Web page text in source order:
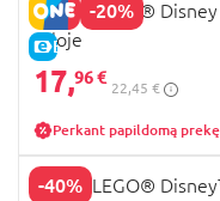
-20%
E-KAINA
43260 LEGO®
saloje
17,96 €
22,45 €
Perkant papildomą
-40%
43243 LEGO®